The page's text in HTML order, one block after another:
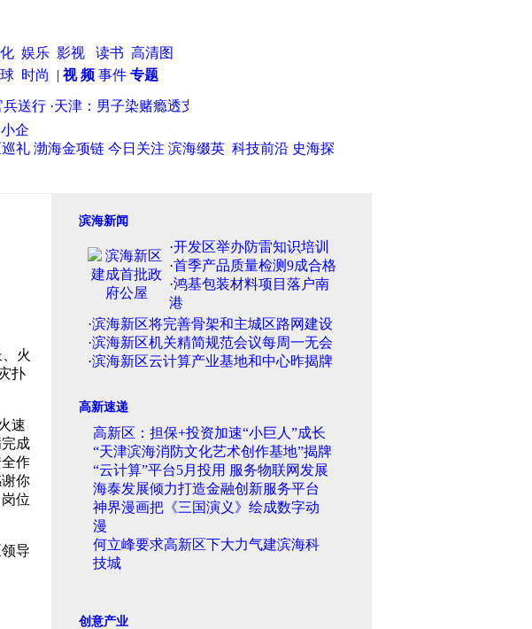
娱乐 影视 读书 高清图
时尚 | 视 频事件 专题
行·天津：男子染赌瘾透支信用卡还债 涉案金额90余万元
礼 渤海金项链 今日关注 滨海缀英 科技前沿 史海探
火
扑
速
成
作
你
位
导
滨海新闻
·开发区举办防雷知识培训
·首季产品质量检测9成合格
·鸿基包装材料项目落户南
港
·滨海新区将完善骨架和主城区路网建设
·滨海新区机关精简规范会议每周一无会
·滨海新区云计算产业基地和中心昨揭牌
高新速递
高新区：担保+投资加速“小巨人”成长
“天津滨海消防文化艺术创作基地”揭牌
“云计算”平台5月投用 服务物联网发展
海泰发展倾力打造金融创新服务平台
神界漫画把《三国演义》绘成数字动
漫
何立峰要求高新区下大力气建滨海科
技城
创意产业